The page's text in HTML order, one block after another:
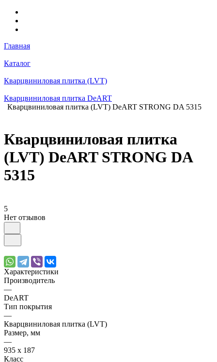
Главная
Каталог
Кварцвиниловая плитка (LVT)
Кварцвиниловая плитка DeART
Кварцвиниловая плитка (LVT) DeART STRONG DA 5315
Кварцвиниловая плитка
(LVT) DeART STRONG DA
5315
5
Нет отзывов
Характеристики
Производитель
—
DeART
Тип покрытия
—
Кварцвиниловая плитка (LVT)
Размер, мм
—
935 х 187
Класс